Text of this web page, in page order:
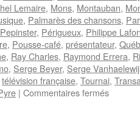
Lemaire, Mons, Montauban,
, Palmarès des chansons,
Pepinster, Périgueux, Philippe
, Pousse-café, présentateur,
, Ray Charles, Raymond Errera,
, Serge Beyer, Serge
télévision française, Tournai,
| Commentaires ferméssur